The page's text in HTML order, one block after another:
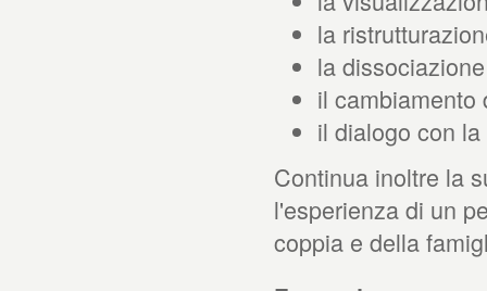
la
la
il cambiamento
il dialogo con
Continua inoltre la
l'esperienza di un
coppia e della